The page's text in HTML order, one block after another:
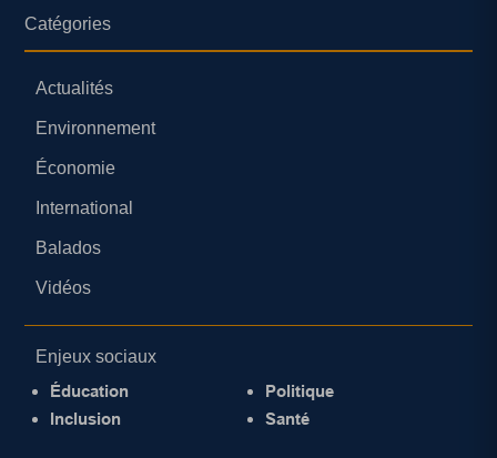
Catégories
Actualités
Environnement
Économie
International
Balados
Vidéos
Enjeux sociaux
Éducation
Inclusion
Politique
Santé